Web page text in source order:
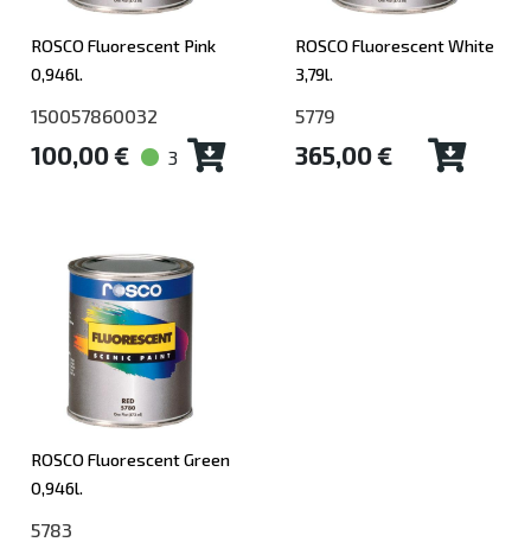
ROSCO Fluorescent Pink
0,946l.
150057860032
100,00 € 3
ROSCO Fluorescent White
3,79l.
5779
365,00 €
ROSCO Fluorescent Green
0,946l.
5783